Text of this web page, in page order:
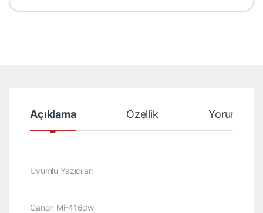
Açıklama Özellik Yorumlar
Uyumlu Yazıcılar:
Canon MF416dw